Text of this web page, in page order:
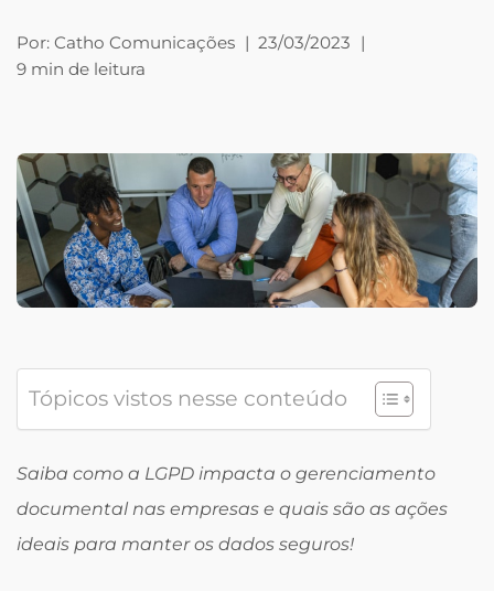
Por: Catho Comunicações | 23/03/2023 |
9 min de leitura
Tópicos vistos nesse conteúdo
Saiba como a LGPD impacta o gerenciamento
documental nas empresas e quais são as ações
ideais para manter os dados seguros!